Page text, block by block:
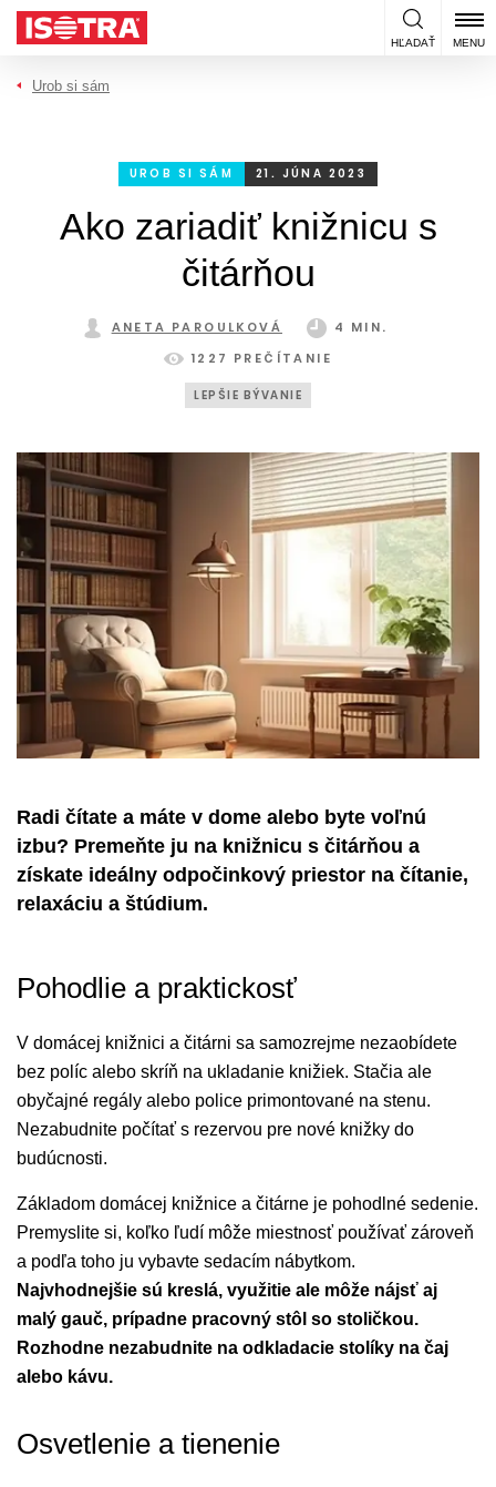
Preskočiť na obsah
HĽADAŤ MENU
Urob si sám
UROB SI SÁM 21. JÚNA 2023
Ako zariadiť knižnicu s
čitárňou
ANETA PAROULKOVÁ
4 MIN.
1227 PREČÍTANIE
LEPŠIE BÝVANIE
Radi čítate a máte v dome alebo byte voľnú
izbu? Premeňte ju na knižnicu s čitárňou a
získate ideálny odpočinkový priestor na čítanie,
relaxáciu a štúdium.
Pohodlie a praktickosť
V domácej knižnici a čitárni sa samozrejme nezaobídete
bez políc alebo skríň na ukladanie knižiek. Stačia ale
obyčajné regály alebo police primontované na stenu.
Nezabudnite počítať s rezervou pre nové knižky do
budúcnosti.
Základom domácej knižnice a čitárne je pohodlné sedenie.
Premyslite si, koľko ľudí môže miestnosť používať zároveň
a podľa toho ju vybavte sedacím nábytkom.
Najvhodnejšie sú kreslá, využitie ale môže nájsť aj
malý gauč, prípadne pracovný stôl so stoličkou.
Rozhodne nezabudnite na odkladacie stolíky na čaj
alebo kávu.
Osvetlenie a tienenie